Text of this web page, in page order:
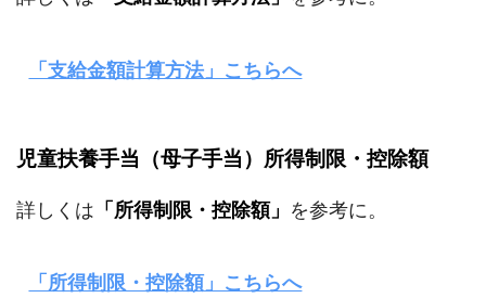
「支給金額計算方法」こちらへ
児童扶養手当（母子手当）所得制限・控除額
詳しくは 「所得制限・控除額」 を参考に。
「所得制限・控除額」こちらへ